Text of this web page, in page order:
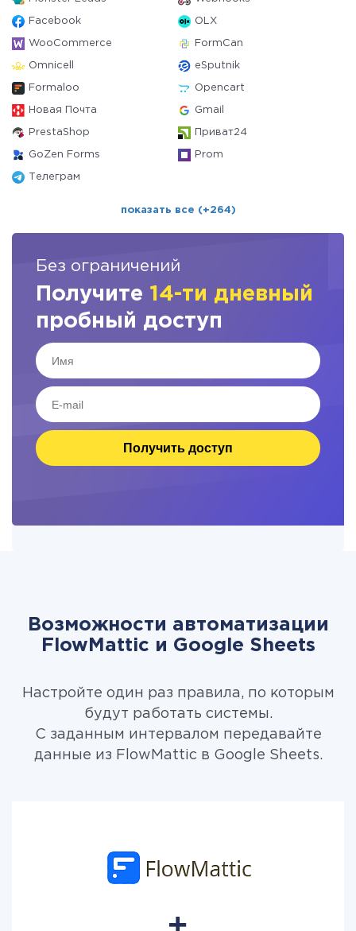
Facebook OLX
WooCommerce FormCan
Omnicell eSputnik
Formaloo Opencart
Новая Почта Gmail
PrestaShop Приват24
GoZen Forms Prom
Телеграм
показать все (+264)
Без ограничений
Получите 14-ти дневный
пробный доступ
Получить доступ
Возможности автоматизации
FlowMattic и Google Sheets
Настройте один раз правила, по которым
будут работать системы.
С заданным интервалом передавайте
данные из FlowMattic в Google Sheets.